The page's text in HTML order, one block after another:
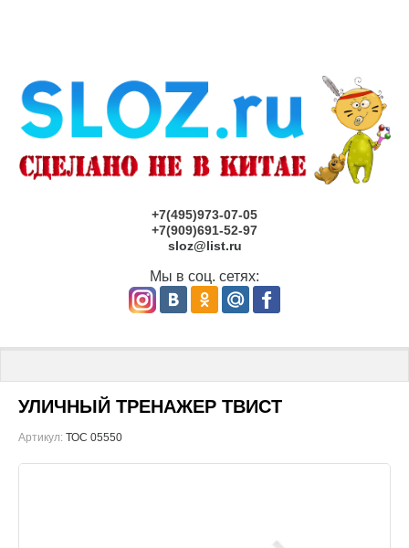
+7(495)973-07-05
+7(909)691-52-97
sloz@list.ru
Мы в соц. сетях:
Главная \ Детские площадки под заказ САМАРА
УЛИЧНЫЙ ТРЕНАЖЕР ТВИСТ
Артикул: ТОС 05550